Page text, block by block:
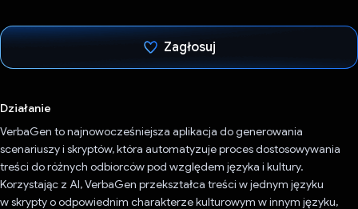
Zagłosuj
Działanie
VerbaGen to najnowocześniejsza aplikacja do generowania
scenariuszy i skryptów, która automatyzuje proces dostosowywania
treści do różnych odbiorców pod względem języka i kultury.
Korzystając z AI, VerbaGen przekształca treści w jednym języku
w skrypty o odpowiednim charakterze kulturowym w innym języku,